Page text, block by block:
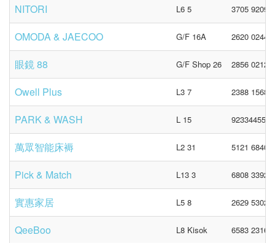
NITORI L6 5 3705 9209
OMODA & JAECOO G/F 16A 2620 0244
眼鏡 88 G/F Shop 26 2856 0212
Owell Plus L3 7 2388 1568
PARK & WASH L 15 92334455
萬眾智能床褥 L2 31 5121 6840
Pick & Match L13 3 6808 3392
實惠家居 L5 8 2629 5302
QeeBoo L8 Kisok 6583 2316